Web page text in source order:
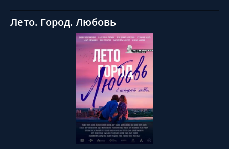
Лето. Город. Любовь
СМОТРЕТЬ ОНЛАЙН